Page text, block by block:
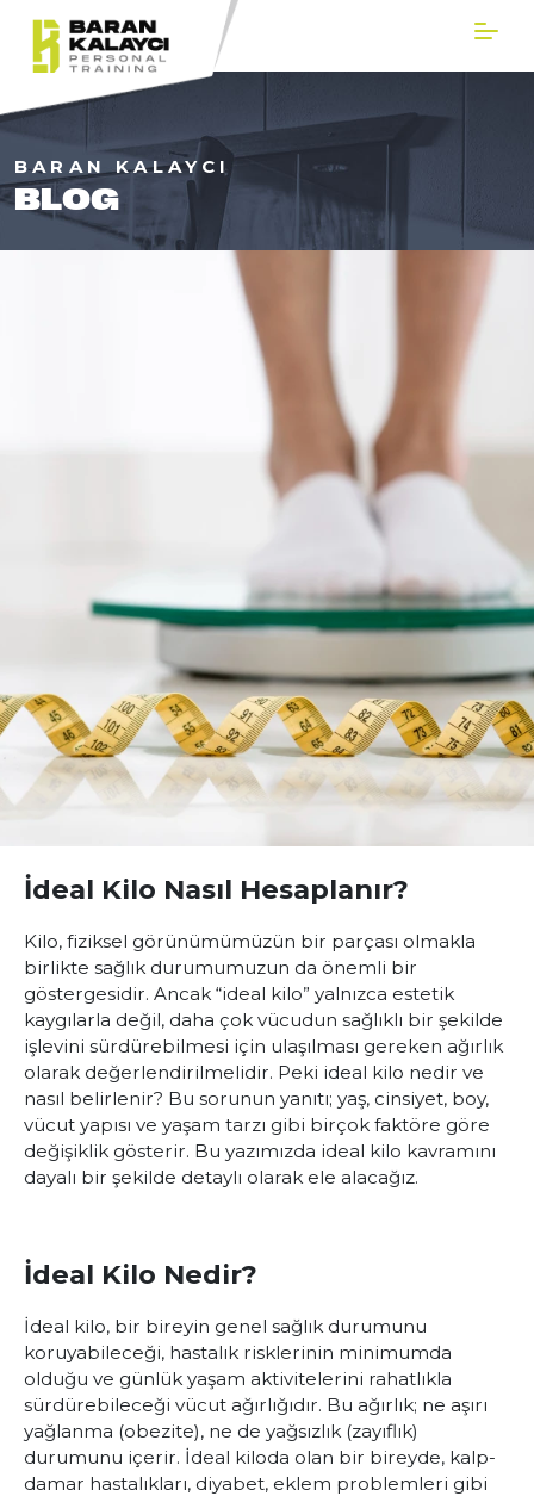
BARAN KALAYCI
BLOG
İdeal Kilo Nasıl Hesaplanır?
Kilo, fiziksel görünümümüzün bir parçası olmakla
birlikte sağlık durumumuzun da önemli bir
göstergesidir. Ancak “ideal kilo” yalnızca estetik
kaygılarla değil, daha çok vücudun sağlıklı bir şekilde
işlevini sürdürebilmesi için ulaşılması gereken ağırlık
olarak değerlendirilmelidir. Peki ideal kilo nedir ve
nasıl belirlenir? Bu sorunun yanıtı; yaş, cinsiyet, boy,
vücut yapısı ve yaşam tarzı gibi birçok faktöre göre
değişiklik gösterir. Bu yazımızda ideal kilo kavramını
dayalı bir şekilde detaylı olarak ele alacağız.
İdeal Kilo Nedir?
İdeal kilo, bir bireyin genel sağlık durumunu
koruyabileceği, hastalık risklerinin minimumda
olduğu ve günlük yaşam aktivitelerini rahatlıkla
sürdürebileceği vücut ağırlığıdır. Bu ağırlık; ne aşırı
yağlanma (obezite), ne de yağsızlık (zayıflık)
durumunu içerir. İdeal kiloda olan bir bireyde, kalp-
damar hastalıkları, diyabet, eklem problemleri gibi